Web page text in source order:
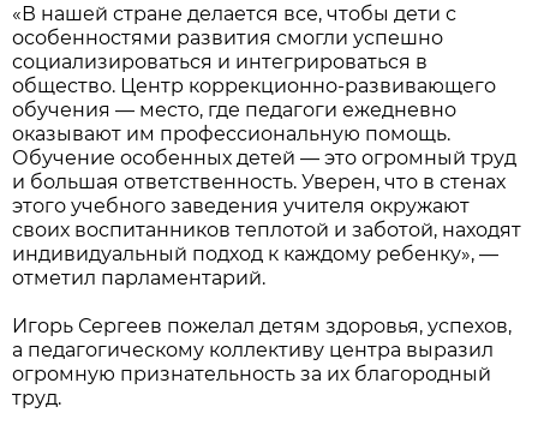
«В нашей стране делается все, чтобы дети с
особенностями развития смогли успешно
социализироваться и интегрироваться в
общество. Центр коррекционно-развивающего
обучения — место, где педагоги ежедневно
оказывают им профессиональную помощь.
Обучение особенных детей — это огромный труд
и большая ответственность. Уверен, что в стенах
этого учебного заведения учителя окружают
своих воспитанников теплотой и заботой, находят
индивидуальный подход к каждому ребенку», —
отметил парламентарий.
Игорь Сергеев пожелал детям здоровья, успехов,
а педагогическому коллективу центра выразил
огромную признательность за их благородный
труд.